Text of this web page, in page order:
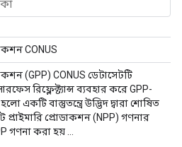
CONUS
(GPP) CONUS ডেটাসেটটি
রিফ্লেক্ট্যান্স ব্যবহার করে GPP-
একটি বাস্তুতন্ত্রে উদ্ভিদ দ্বারা শোষিত
প্রাইমারি প্রোডাকশন (NPP) গণনার
গণনা করা হয় …